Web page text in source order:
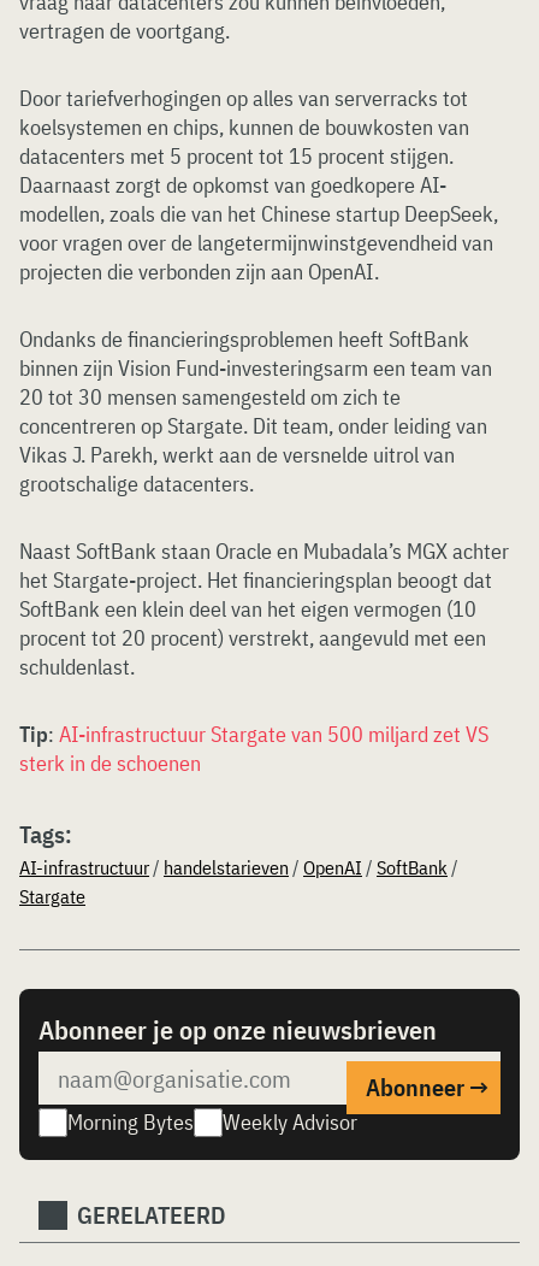
vertragen de voortgang.
Door tariefverhogingen op alles van serverracks tot
koelsystemen en chips, kunnen de bouwkosten van
datacenters met 5 procent tot 15 procent stijgen.
Daarnaast zorgt de opkomst van goedkopere AI-
modellen, zoals die van het Chinese startup DeepSeek,
voor vragen over de langetermijnwinstgevendheid van
projecten die verbonden zijn aan OpenAI.
Ondanks de financieringsproblemen heeft SoftBank
binnen zijn Vision Fund-investeringsarm een team van
20 tot 30 mensen samengesteld om zich te
concentreren op Stargate. Dit team, onder leiding van
Vikas J. Parekh, werkt aan de versnelde uitrol van
grootschalige datacenters.
Naast SoftBank staan Oracle en Mubadala’s MGX achter
het Stargate-project. Het financieringsplan beoogt dat
SoftBank een klein deel van het eigen vermogen (10
procent tot 20 procent) verstrekt, aangevuld met een
schuldenlast.
Tip: AI-infrastructuur Stargate van 500 miljard zet VS
sterk in de schoenen
Tags:
AI-infrastructuur/ handelstarieven / OpenAI / SoftBank/
Stargate
Abonneer je op onze nieuwsbrieven
Morning Bytes Weekly Advisor
GERELATEERD